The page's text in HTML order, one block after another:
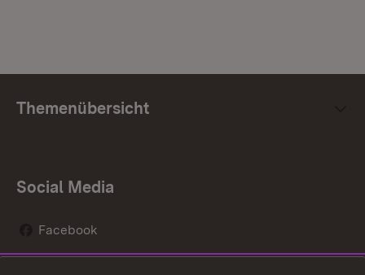
Themenübersicht
Social Media
Facebook